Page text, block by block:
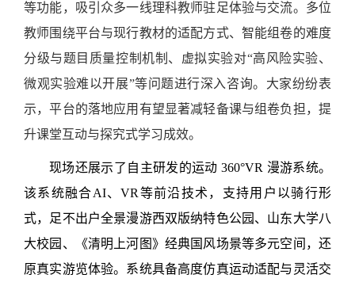
等功能，吸引众多一线理科教师驻足体验与交流。多位
教师围绕平台与现行教材的适配方式、智能组卷的难度
分级与题目质量控制机制、虚拟实验对“高风险实验、
微观实验难以开展”等问题进行深入咨询。大家纷纷表
示，平台的落地应用有望显著减轻备课与组卷负担，提
升课堂互动与探究式学习成效。
现场还展示了自主研发的运动 360°VR 漫游系统。
该系统融合AI、VR 等前沿技术，支持用户以骑行形
式，足不出户全景漫游西双版纳特色公园、山东大学八
大校园、《清明上河图》经典国风场景等多元空间，还
原真实游览体验。系统具备高度仿真运动适配与灵活交